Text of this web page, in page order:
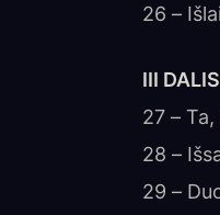
26 –
III
27 –
28 –
29 –